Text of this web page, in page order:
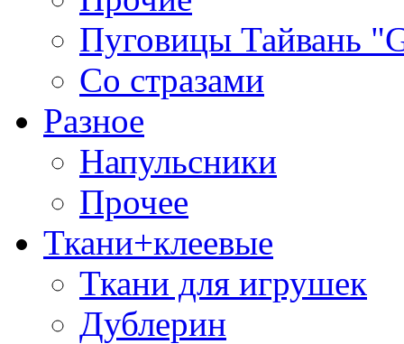
Пуговицы Тайвань
Со стразами
Разное
Напульсники
Прочее
Ткани+клеевые
Ткани для игрушек
Дублерин